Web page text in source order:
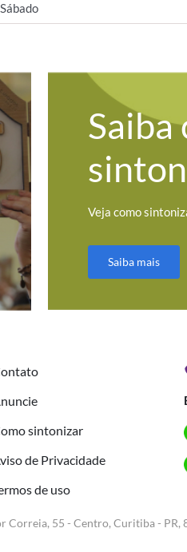
Saiba
Veja como
Saiba mais
sintonizar
de Privacidade
de uso
Correia, 55 - Centro, Curitiba - PR,